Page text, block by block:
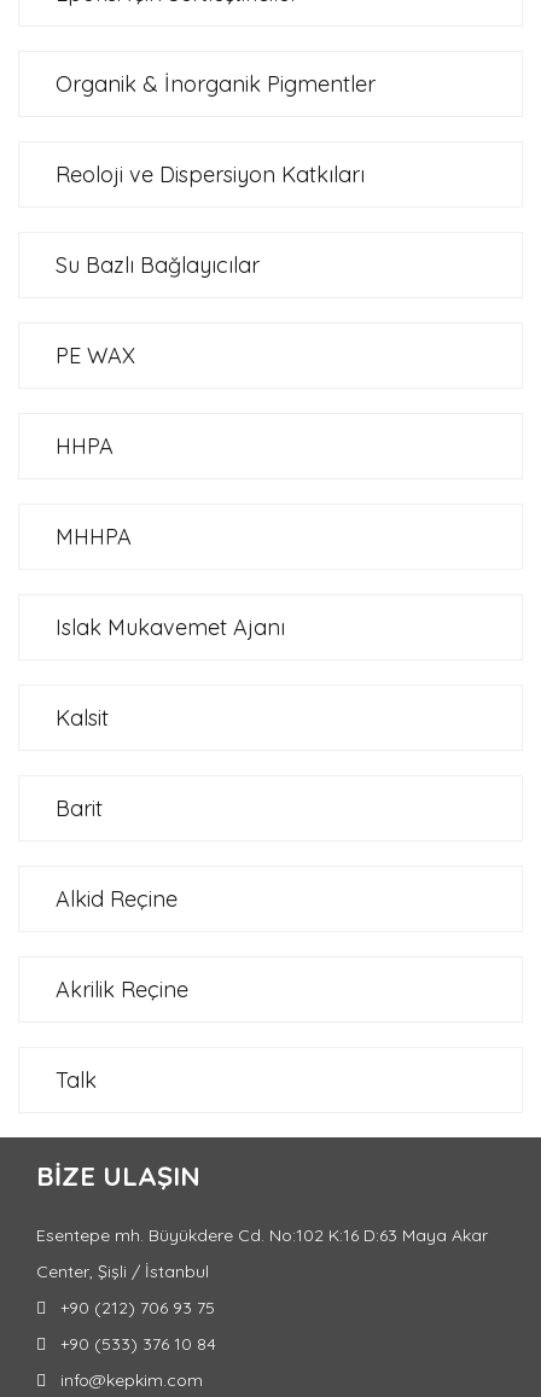
Organik & İnorganik Pigmentler
Reoloji ve Dispersiyon Katkıları
Su Bazlı Bağlayıcılar
PE WAX
HHPA
MHHPA
Islak Mukavemet Ajanı
Kalsit
Barit
Alkid Reçine
Akrilik Reçine
Talk
BIZE ULAŞIN
Esentepe mh. Büyükdere Cd. No:102 K:16 D:63 Maya Akar
Center, Şişli / İstanbul
+90 (212) 706 93 75
+90 (533) 376 10 84
info@kepkim.com